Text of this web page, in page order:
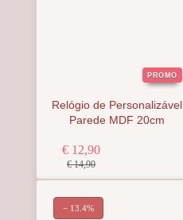
PROMO
Relógio de Personalizável
Parede MDF 20cm
€ 12,90
€ 14,90
− 13.4%